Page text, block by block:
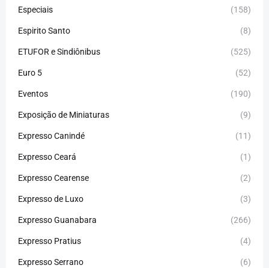
Especiais (158)
Espirito Santo (8)
ETUFOR e Sindiônibus (525)
Euro 5 (52)
Eventos (190)
Exposição de Miniaturas (9)
Expresso Canindé (11)
Expresso Ceará (1)
Expresso Cearense (2)
Expresso de Luxo (3)
Expresso Guanabara (266)
Expresso Pratius (4)
Expresso Serrano (6)